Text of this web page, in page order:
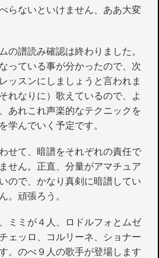
らないといけません、ああ大変
譜読み確認は終わりました。
っている事が分かったので、次
ッスンにしましょうと言われま
れなりに）歌えているので、よ
あれこれ声楽的なテクニックを
学んでいく予定です。
せて、暗譜をそれぞれの責任で
せん。正直、分量がアマチュア
ので、かなり真剣に暗譜してい
。頑張ろう。
ミミが４人、ロドルフォとムゼ
ェッロ、コルリーネ、ショナー
。のべ９人の歌手が登場します